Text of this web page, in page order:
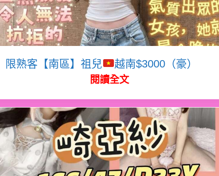
限熟客【南區】祖兒 越南$3000（豪）
閱讀全文